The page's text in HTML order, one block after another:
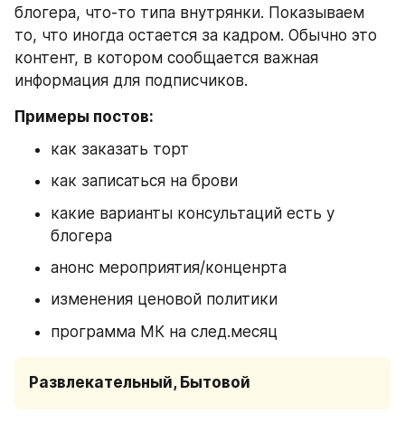
блогера, что-то типа внутрянки. Показываем
то, что иногда остается за кадром. Обычно это
контент, в котором сообщается важная
информация для подписчиков.
Примеры постов:
как заказать торт
как записаться на брови
какие варианты консультаций есть у
блогера
анонс мероприятия/конценрта
изменения ценовой политики
программа МК на след.месяц
Развлекательный, Бытовой